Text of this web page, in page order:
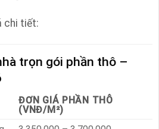
chi tiết:
trọn gói phần thô –
ĐƠN GIÁ PHẦN THÔ
(VNĐ/M²)